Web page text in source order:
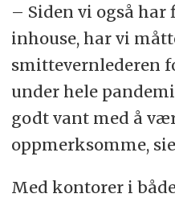
– Siden vi også
inhouse, har vi
smittevernlederen
under hele
godt vant med å
oppmerksomme,
Med kontorer i